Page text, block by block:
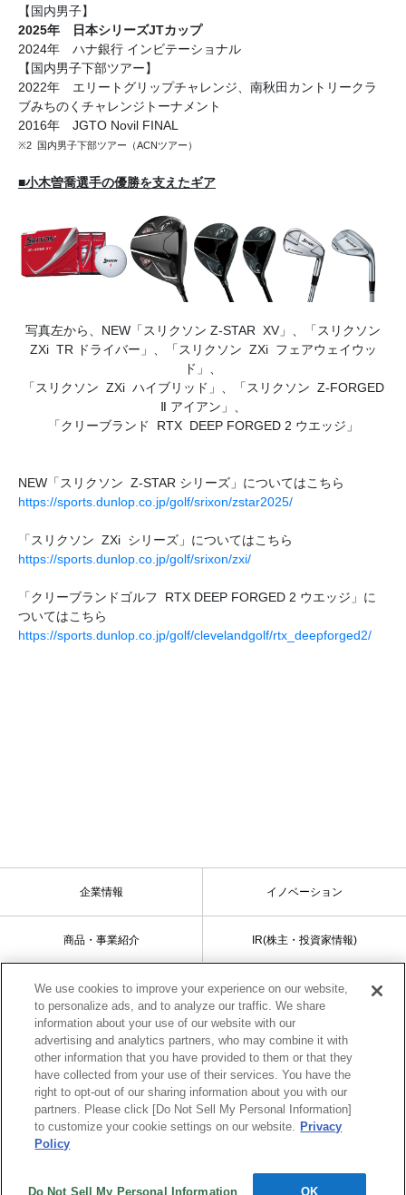
【国内男子】
2025年 日本シリーズJTカップ
2024年 ハナ銀行 インビテーショナル
【国内男子下部ツアー】
2022年 エリートグリップチャレンジ、南秋田カントリークラ
ブみちのくチャレンジトーナメント
2016年 JGTO Novil FINAL
※2 国内男子下部ツアー（ACNツアー）
■小木曽喬選手の優勝を支えたギア
写真左から、NEW「スリクソン Z-STAR XV」、「スリクソン
ZXi TR ドライバー」、「スリクソン ZXi フェアウェイウッ
ド」、
「スリクソン ZXi ハイブリッド」、「スリクソン Z-FORGED
Ⅱ アイアン」、
「クリーブランド RTX DEEP FORGED 2 ウエッジ」
NEW「スリクソン Z-STAR シリーズ」についてはこちら
https://sports.dunlop.co.jp/golf/srixon/zstar2025/
「スリクソン ZXi シリーズ」についてはこちら
https://sports.dunlop.co.jp/golf/srixon/zxi/
「クリーブランドゴルフ RTX DEEP FORGED 2 ウエッジ」に
ついてはこちら
https://sports.dunlop.co.jp/golf/clevelandgolf/rtx_deepforged2/
企業情報 イノベーション
商品・事業紹介 IR(株主・投資家情報)
サステナビリティ 採用情報
サイトマップ ご利用条件
プライバシーポリシー ソーシャルメディアポリシー
お問い合わせ
We use cookies to improve your experience on our website,
to personalize ads, and to analyze our traffic. We share
information about your use of our website with our
advertising and analytics partners, who may combine it with
other information that you have provided to them or that they
have collected from your use of their services. You have the
right to opt-out of our sharing information about you with our
partners. Please click [Do Not Sell My Personal Information]
to customize your cookie settings on our website. Privacy
Policy
Do Not Sell My Personal Information OK